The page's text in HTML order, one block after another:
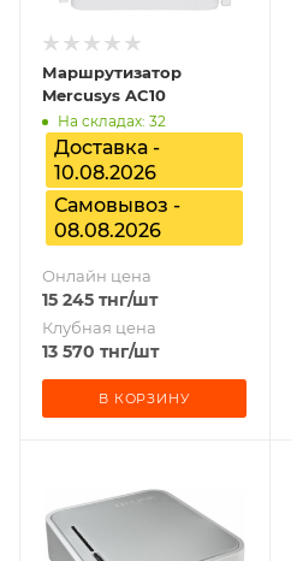
Маршрутизатор
Mercusys AC10
На складах: 32
Доставка -
10.08.2026
Самовывоз -
08.08.2026
Онлайн цена
15 245 тнг/шт
Клубная цена
13 570 тнг/шт
В КОРЗИНУ